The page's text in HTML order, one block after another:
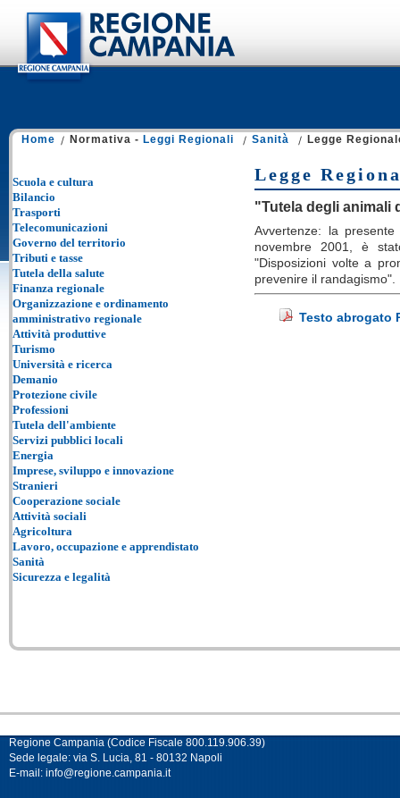
Home Normativa - Leggi Regionali Sanità Legge
Legge
"Tutela degli animali
Avvertenze: la
novembre 2001, è
"Disposizioni volte a
prevenire il randagismo".
Testo abrogato
Scuola e cultura
Bilancio
Trasporti
Telecomunicazioni
Governo del territorio
Tributi e tasse
Tutela della salute
Finanza regionale
Organizzazione e ordinamento
amministrativo regionale
Attività produttive
Turismo
Università e ricerca
Demanio
Protezione civile
Professioni
Tutela dell'ambiente
Servizi pubblici locali
Energia
Imprese, sviluppo e innovazione
Stranieri
Cooperazione sociale
Attività sociali
Agricoltura
Lavoro, occupazione e apprendistato
Sanità
Sicurezza e legalità
Regione Campania (Codice Fiscale 800.119.906.39)
Sede legale: via S. Lucia, 81 - 80132 Napoli
E-mail: info@regione.campania.it